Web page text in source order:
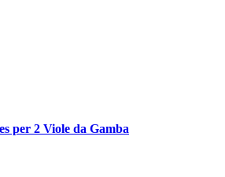
per 2 Viole da Gamba